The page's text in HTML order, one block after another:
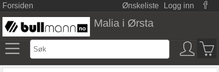
Forsiden Ønskeliste Logg inn
Malia i Ørsta